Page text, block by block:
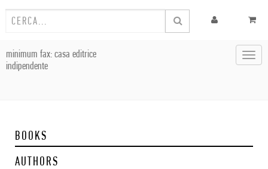
minimum fax: casa editrice
indipendente
BOOKS
AUTHORS